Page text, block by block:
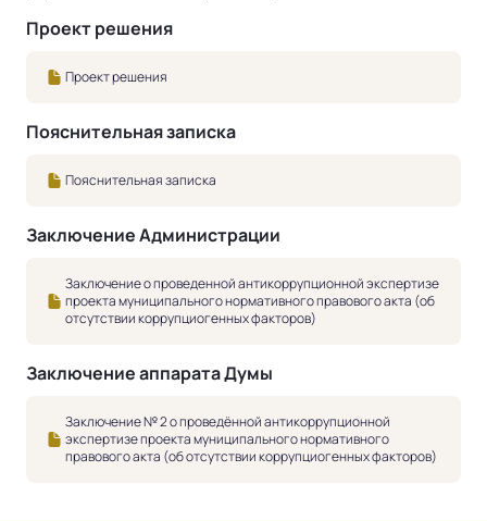
Проект решения
Проект решения
Пояснительная записка
Пояснительная записка
Заключение Администрации
Заключение о проведенной антикоррупционной экспертизе
проекта муниципального нормативного правового акта (об
отсутствии коррупциогенных факторов)
Заключение аппарата Думы
Заключение № 2 о проведённой антикоррупционной
экспертизе проекта муниципального нормативного
правового акта (об отсутствии коррупциогенных факторов)